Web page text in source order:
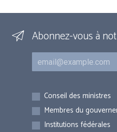
Abonnez-vous à
Courriel
Inscriptions
Conseil des ministres
Membres du
Institutions fédérales